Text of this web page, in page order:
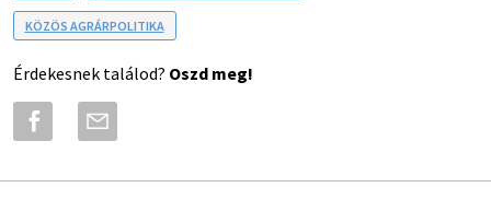
KÖZÖS AGRÁRPOLITIKA
Érdekesnek találod? Oszd meg!